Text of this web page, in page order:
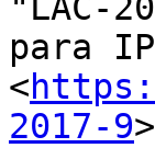
"LAC-
para
<
2017-9>